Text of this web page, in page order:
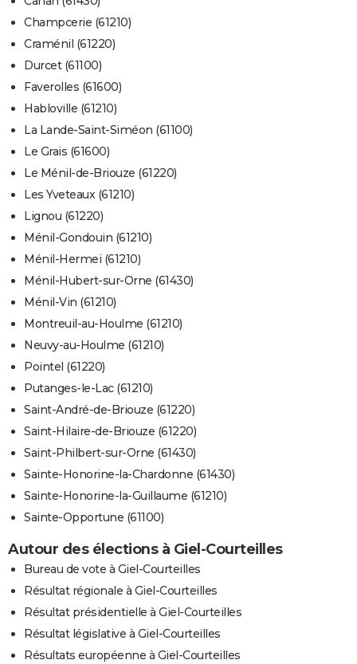
Champcerie (61210)
Craménil (61220)
Durcet (61100)
Faverolles (61600)
Habloville (61210)
La Lande-Saint-Siméon (61100)
Le Grais (61600)
Le Ménil-de-Briouze (61220)
Les Yveteaux (61210)
Lignou (61220)
Ménil-Gondouin (61210)
Ménil-Hermei (61210)
Ménil-Hubert-sur-Orne (61430)
Ménil-Vin (61210)
Montreuil-au-Houlme (61210)
Neuvy-au-Houlme (61210)
Pointel (61220)
Putanges-le-Lac (61210)
Saint-André-de-Briouze (61220)
Saint-Hilaire-de-Briouze (61220)
Saint-Philbert-sur-Orne (61430)
Sainte-Honorine-la-Chardonne (61430)
Sainte-Honorine-la-Guillaume (61210)
Sainte-Opportune (61100)
Autour des élections à Giel-Courteilles
Bureau de vote à Giel-Courteilles
Résultat régionale à Giel-Courteilles
Résultat présidentielle à Giel-Courteilles
Résultat législative à Giel-Courteilles
Résultats européenne à Giel-Courteilles